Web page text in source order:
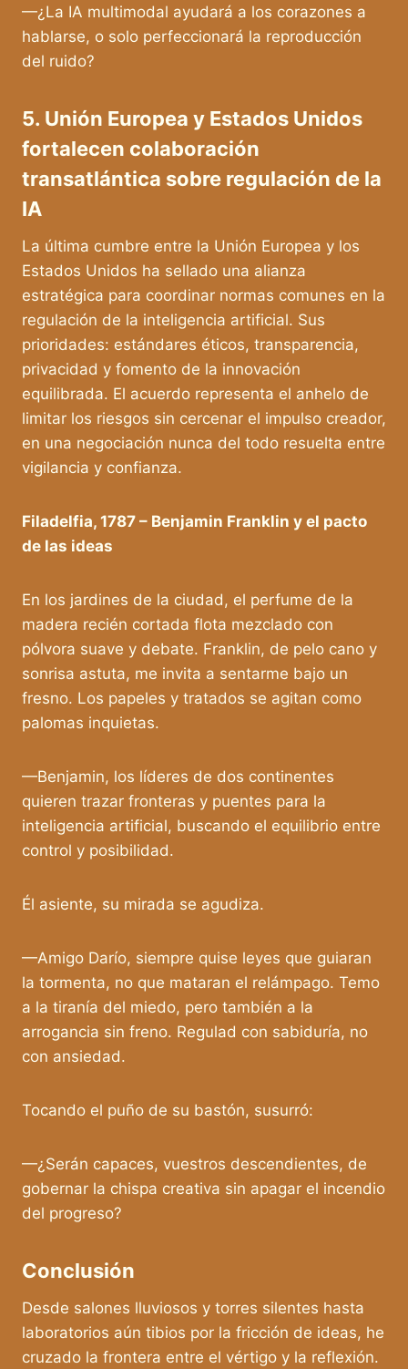
—¿La IA multimodal ayudará a los corazones a
hablarse, o solo perfeccionará la reproducción
del ruido?
5. Unión Europea y Estados Unidos
fortalecen colaboración
transatlántica sobre regulación de la
IA
La última cumbre entre la Unión Europea y los
Estados Unidos ha sellado una alianza
estratégica para coordinar normas comunes en la
regulación de la inteligencia artificial. Sus
prioridades: estándares éticos, transparencia,
privacidad y fomento de la innovación
equilibrada. El acuerdo representa el anhelo de
limitar los riesgos sin cercenar el impulso creador,
en una negociación nunca del todo resuelta entre
vigilancia y confianza.
Filadelfia, 1787 – Benjamin Franklin y el pacto
de las ideas
En los jardines de la ciudad, el perfume de la
madera recién cortada flota mezclado con
pólvora suave y debate. Franklin, de pelo cano y
sonrisa astuta, me invita a sentarme bajo un
fresno. Los papeles y tratados se agitan como
palomas inquietas.
—Benjamin, los líderes de dos continentes
quieren trazar fronteras y puentes para la
inteligencia artificial, buscando el equilibrio entre
control y posibilidad.
Él asiente, su mirada se agudiza.
—Amigo Darío, siempre quise leyes que guiaran
la tormenta, no que mataran el relámpago. Temo
a la tiranía del miedo, pero también a la
arrogancia sin freno. Regulad con sabiduría, no
con ansiedad.
Tocando el puño de su bastón, susurró:
—¿Serán capaces, vuestros descendientes, de
gobernar la chispa creativa sin apagar el incendio
del progreso?
Conclusión
Desde salones lluviosos y torres silentes hasta
laboratorios aún tibios por la fricción de ideas, he
cruzado la frontera entre el vértigo y la reflexión.